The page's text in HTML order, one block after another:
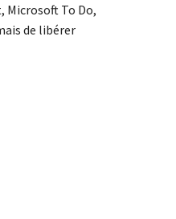
Microsoft To Do,
de libérer